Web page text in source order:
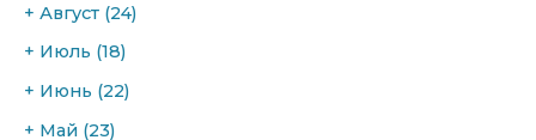
+ Август (24)
+ Июль (18)
+ Июнь (22)
+ Май (23)